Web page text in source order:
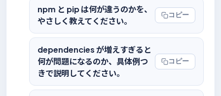
npm と pip は何が違うのかを、
やさしく教えてください。
コピー
dependencies が増えすぎると
何が問題になるのか、具体例つ
きで説明してください。
コピー